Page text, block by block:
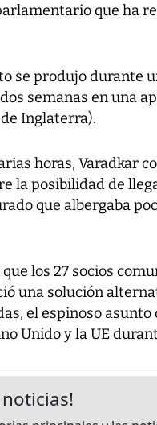
que ha
se produjo durante
semanas en una
Inglaterra).
horas, Varadkar
la posibilidad de
que albergaba
los 27 socios
una solución
el espinoso asunto
Unido y la UE